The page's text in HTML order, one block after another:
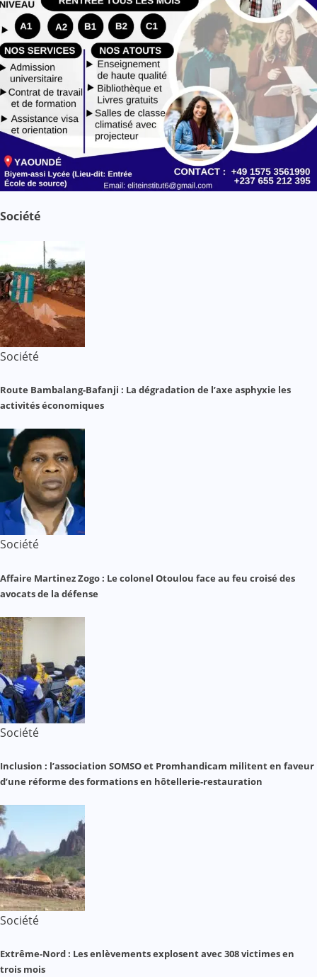
Société
Société
Route Bambalang-Bafanji : La dégradation de l’axe asphyxie les
activités économiques
Société
Affaire Martinez Zogo : Le colonel Otoulou face au feu croisé des
avocats de la défense
Société
Inclusion : l’association SOMSO et Promhandicam militent en faveur
d’une réforme des formations en hôtellerie-restauration
Société
Extrême-Nord : Les enlèvements explosent avec 308 victimes en
trois mois